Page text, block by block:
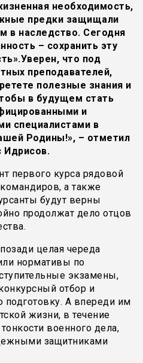
необходимость,
предки защищали
в наследство. Сегодня
– сохранить эту
что под
преподавателей,
полезные знания и
в будущем стать
и
специалистами в
Родины!», – отметил
Идрисов.
первого курса рядовой
а также
будут верны
продолжат дело отцов
целая череда
нормативы по
экзамены,
отбор и
А впереди им
жизни, в течение
военного дела,
защитниками